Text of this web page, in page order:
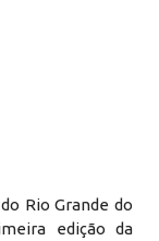
Rio Grande do
edição da